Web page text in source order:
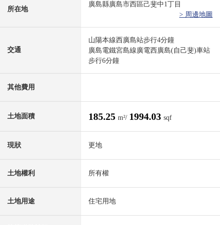
所在地
廣島縣廣島市西區己斐中1丁目
> 周邊地圖
交通
山陽本線西廣島站步行4分鐘
廣島電鐵宮島線廣電西廣島(自己斐)車站
步行6分鐘
其他費用
土地面積 185.25 m²/ 1994.03 sqf
現狀 更地
土地權利 所有權
土地用途 住宅用地